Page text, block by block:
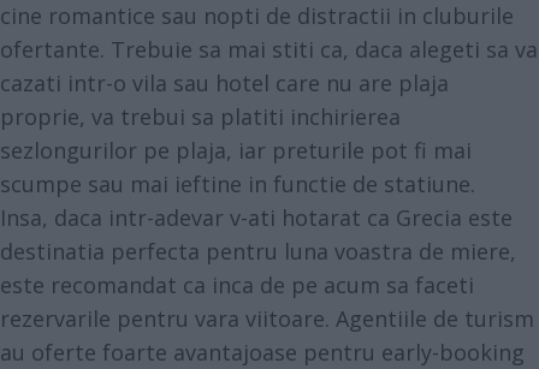
cine romantice sau nopti de distractii in cluburile
ofertante. Trebuie sa mai stiti ca, daca alegeti sa va
cazati intr-o vila sau hotel care nu are plaja
proprie, va trebui sa platiti inchirierea
sezlongurilor pe plaja, iar preturile pot fi mai
scumpe sau mai ieftine in functie de statiune.
Insa, daca intr-adevar v-ati hotarat ca Grecia este
destinatia perfecta pentru luna voastra de miere,
este recomandat ca inca de pe acum sa faceti
rezervarile pentru vara viitoare. Agentiile de turism
au oferte foarte avantajoase pentru early-booking